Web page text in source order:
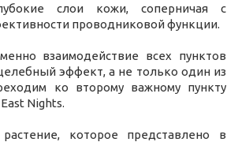
слои кожи, соперничая с
проводниковой функции.
взаимодействие всех пунктов
эффект, а не только один из
ко второму важному пункту
Nights.
которое представлено в